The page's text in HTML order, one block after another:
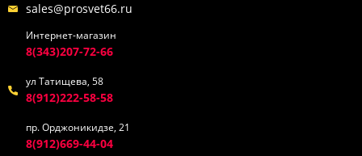
sales@prosvet66.ru
Интернет-магазин
8(343)207-72-66
ул Татищева, 58
8(912)222-58-58
пр. Орджоникидзе, 21
8(912)669-44-04